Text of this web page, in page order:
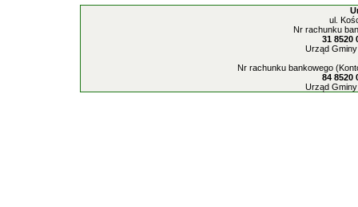
ul.
Nr rachunku
31 8520
Urząd
Nr rachunku bankowego
84 8520
Urząd